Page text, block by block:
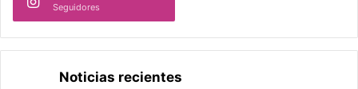
Seguidores
Noticias recientes